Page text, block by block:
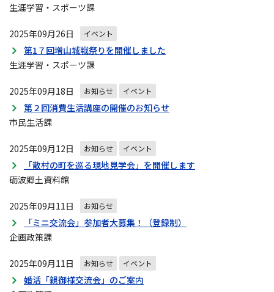
ョ
生涯学習・スポーツ課
2025年09月26日 イベント
第1７回増山城戦祭りを開催しました
生涯学習・スポーツ課
2025年09月18日 お知らせ イベント
第２回消費生活講座の開催のお知らせ
市民生活課
2025年09月12日 お知らせ イベント
「散村の町を巡る現地見学会」を開催します
砺波郷土資料館
2025年09月11日 お知らせ
「ミニ交流会」参加者大募集！（登録制）
企画政策課
2025年09月11日 お知らせ イベント
婚活「親御様交流会」のご案内